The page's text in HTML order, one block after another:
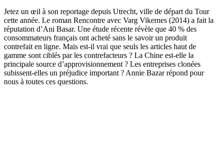
Jetez un œil à son reportage depuis Utrecht, ville de départ du Tour
cette année. Le roman Rencontre avec Varg Vikernes (2014) a fait la
réputation d’Ani Basar. Une étude récente révèle que 40 % des
consommateurs français ont acheté sans le savoir un produit
contrefait en ligne. Mais est-il vrai que seuls les articles haut de
gamme sont ciblés par les contrefacteurs ? La Chine est-elle la
principale source d’approvisionnement ? Les entreprises clonées
subissent-elles un préjudice important ? Annie Bazar répond pour
nous à toutes ces questions.